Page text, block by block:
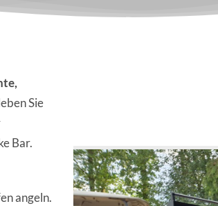
Sie
Bar.
angeln.